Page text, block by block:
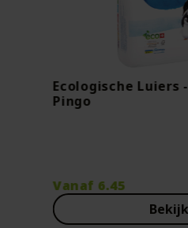
Ecologische Luiers
Pingo
Vanaf 6.45